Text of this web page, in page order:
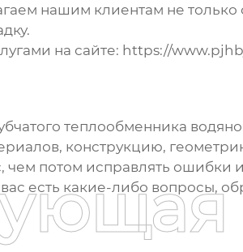
нашим клиентам не
на сайте: https://
теплообменника
конструкцию,
потом исправлять ошибки
есть какие-либо вопросы,